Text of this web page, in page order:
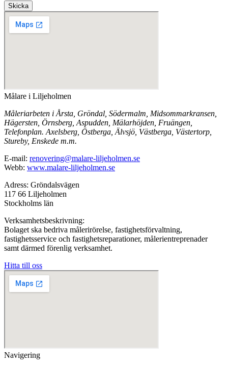
Skicka
Målare i Liljeholmen
Måleriarbeten i Årsta, Gröndal, Södermalm, Midsommarkransen,
Hägersten, Örnsberg, Aspudden, Mälarhöjden, Fruängen,
Telefonplan. Axelsberg, Östberga, Älvsjö, Västberga, Västertorp,
Stureby, Enskede m.m.
E-mail: renovering@malare-liljeholmen.se
Webb: www.malare-liljeholmen.se
Adress: Gröndalsvägen
117 66 Liljeholmen
Stockholms län
Verksamhetsbeskrivning:
Bolaget ska bedriva målerirörelse, fastighetsförvaltning,
fastighetsservice och fastighetsreparationer, målerientreprenader
samt därmed förenlig verksamhet.
Hitta till oss
Navigering